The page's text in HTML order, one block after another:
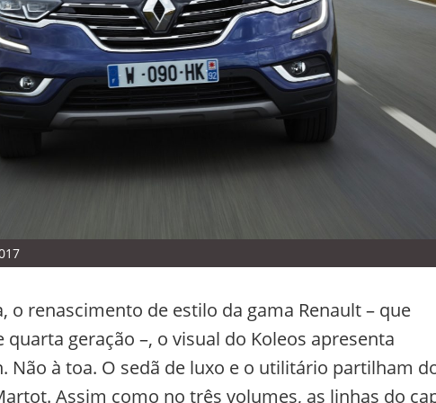
o renascimento de estilo da gama Renault – que
geração –, o visual do Koleos apresenta
Não à toa. O sedã de luxo e o utilitário partilham
Assim como no três volumes, as linhas do